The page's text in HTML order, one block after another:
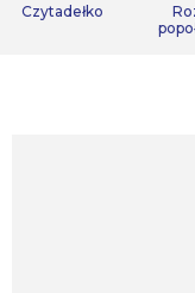
Czytadełko